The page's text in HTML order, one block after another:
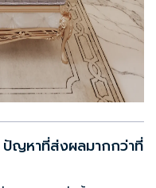
ปัญหาที่ส่งผลมากกว่าที่